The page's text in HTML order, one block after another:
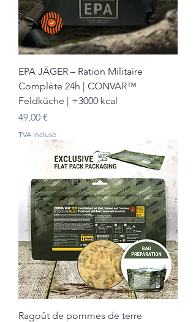
EPA JÄGER – Ration Militaire
Complète 24h | CONVAR™
Feldküche | +3000 kcal
Prix
49,00 €
TVA Incluse
Ragoût de pommes de terre